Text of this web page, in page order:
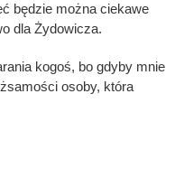
będzie można ciekawe
dla Żydowicza.
kogoś, bo gdyby mnie
osoby, która